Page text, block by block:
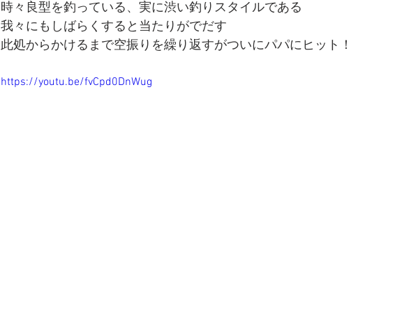
時々良型を釣っている、実に渋い釣りスタイルである
我々にもしばらくすると当たりがでだす
此処からかけるまで空振りを繰り返すがついにパパにヒット！
https://youtu.be/fvCpd0DnWug